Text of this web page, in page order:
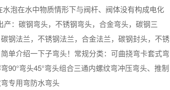
泡在水中物质情形下与阀杆、阀体没有构成电化
：碳钢弯头，不锈钢弯头，合金弯头，碳钢三
钢法兰，不锈钢法兰，合金法兰，碳钢封头，不锈
单介绍一下子弯头！常规分类：可曲挠弯卡套式弯
90°弯头45°弯头组合三通内螺纹弯冲压弯头、推制
专用弯防水弯头